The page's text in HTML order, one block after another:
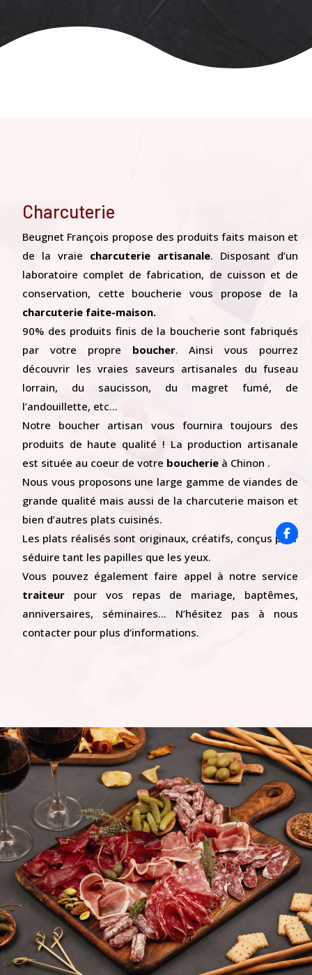
Charcuterie
Beugnet François propose des produits faits maison et
de la vraie charcuterie artisanale. Disposant d’un
laboratoire complet de fabrication, de cuisson et de
conservation, cette boucherie vous propose de la
charcuterie faite-maison.
90% des produits finis de la boucherie sont fabriqués
par votre propre boucher. Ainsi vous pourrez
découvrir les vraies saveurs artisanales du fuseau
lorrain, du saucisson, du magret fumé, de
l’andouillette, etc…
Notre boucher artisan vous fournira toujours des
produits de haute qualité ! La production artisanale
est située au coeur de votre boucherie à Chinon .
Nous vous proposons une large gamme de viandes de
grande qualité mais aussi de la charcuterie maison et
bien d’autres plats cuisinés.
Les plats réalisés sont originaux, créatifs, conçus pour
séduire tant les papilles que les yeux.
Vous pouvez également faire appel à notre service
traiteur pour vos repas de mariage, baptêmes,
anniversaires, séminaires… N’hésitez pas à nous
contacter pour plus d’informations.